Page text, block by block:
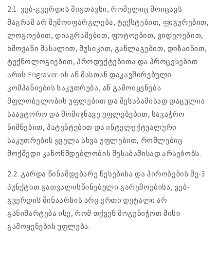
2.1. ვებ-გვერდის შიგთავსი, რომელიც მოიცავს
მაგრამ არ შემოიფარგლება, ტექსტებით, ფიგურებით,
ლოგოებით, დიაგრამებით, ფოტოებით, ვიდეოებით,
ხმოვანი მასალით, მუსიკით, განლაგებით, დიზაინით,
ტექნოლოგიებით, პროდუქტებითა და პროცესებით
არის Engraver-ის ან მასთან დაკავშირებული
კომპანიების საკუთრება, ან გამოიყენება
მფლობელობის უფლებით და შესაბამისად დაცულია
საავტორო და მომიჯნავე უფლებებით, სავაჭრო
ნიშნებით, პატენტებით და ინტელექტუალური
საკუთრების ყველა სხვა უფლებით, რომლებიც
მოქმედი კანონმდებლობის შესაბამისად არსებობს.
2.2. გარდა წინამდებარე წესებისა და პირობების მე-3
პუნქტით გათვალისწინებული გარემოებისა, ვებ-
გვერდის შინაარსის არც ერთი დეტალი არ
განიმარტება ისე, რომ თქვენ მოგენიჭოთ მისი
გამოყენების უფლება.